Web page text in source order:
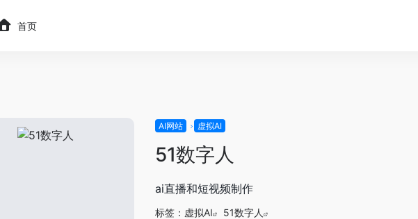
首页
AI网站 虚拟AI
51数字人
ai直播和短视频制作
标签： 虚拟AI 51数字人